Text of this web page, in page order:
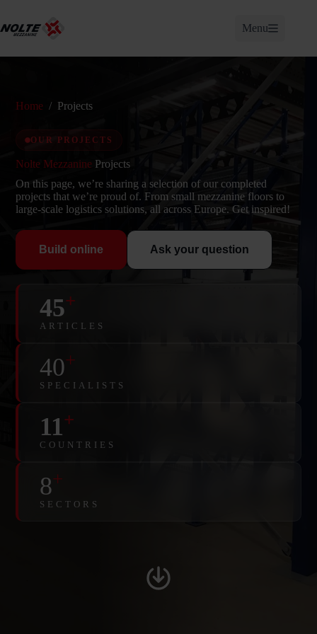
content
Menu
Home / Projects
OUR PROJECTS
Nolte Mezzanine Projects
On this page, we’re sharing a selection of our completed
projects that we’re proud of. From small mezzanine floors to
large-scale logistics solutions, all across Europe. Get inspired!
Build online Ask your question
45+
ARTICLES
40+
SPECIALISTS
11+
COUNTRIES
8+
SECTORS